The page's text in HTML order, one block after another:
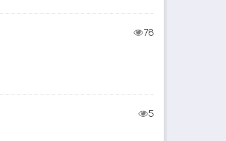
78
5